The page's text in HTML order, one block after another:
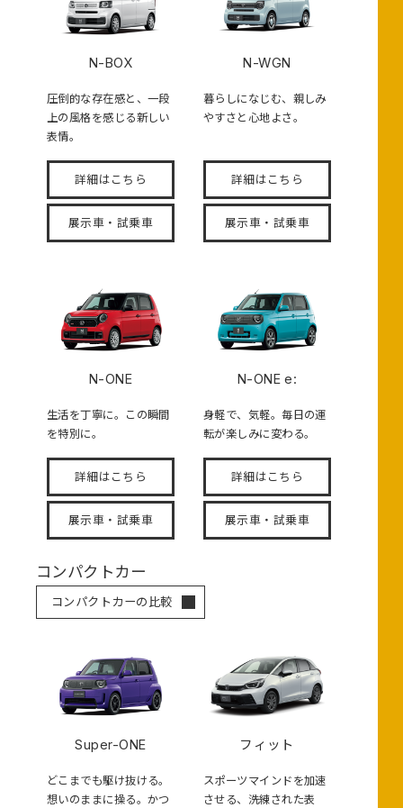
N-BOX
圧倒的な存在感と、一段
上の風格を感じる新しい
表情。
詳細はこちら
展示車・試乗車
N-WGN
暮らしになじむ、親しみ
やすさと心地よさ。
詳細はこちら
展示車・試乗車
N-ONE
生活を丁寧に。この瞬間
を特別に。
詳細はこちら
展示車・試乗車
N-ONE e:
身軽で、気軽。毎日の運
転が楽しみに変わる。
詳細はこちら
展示車・試乗車
コンパクトカー
コンパクトカーの比較
Super-ONE
どこまでも駆け抜ける。
想いのままに操る。かつ
フィット
スポーツマインドを加速
させる、洗練された表